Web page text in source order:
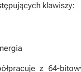
klawiszy:
z 64-